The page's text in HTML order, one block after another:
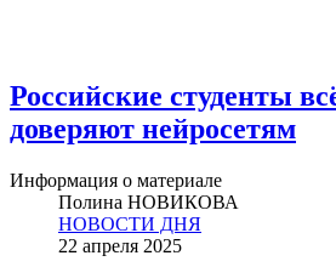
Российские студенты
доверяют нейросетям
Информация о материале
Полина НОВИКОВА
НОВОСТИ ДНЯ
22 апреля 2025